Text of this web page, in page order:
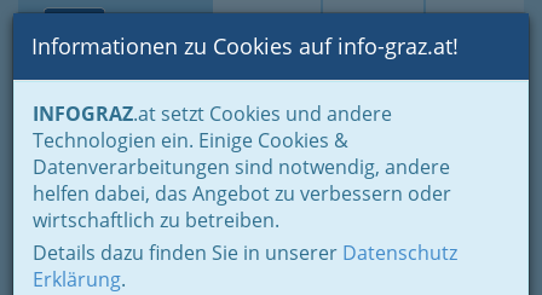
Suche Login Toggle
Informationen zu Cookies auf info-graz.at!
INFOGRAZ.at setzt Cookies und andere
Technologien ein. Einige Cookies &
Datenverarbeitungen sind notwendig, andere
helfen dabei, das Angebot zu verbessern oder
wirtschaftlich zu betreiben.
Details dazu finden Sie in unserer Datenschutz
Erklärung.
Home Fotos Alles, was wir fotografiert haben, chronologisch
GMD
Studio 74
Previous